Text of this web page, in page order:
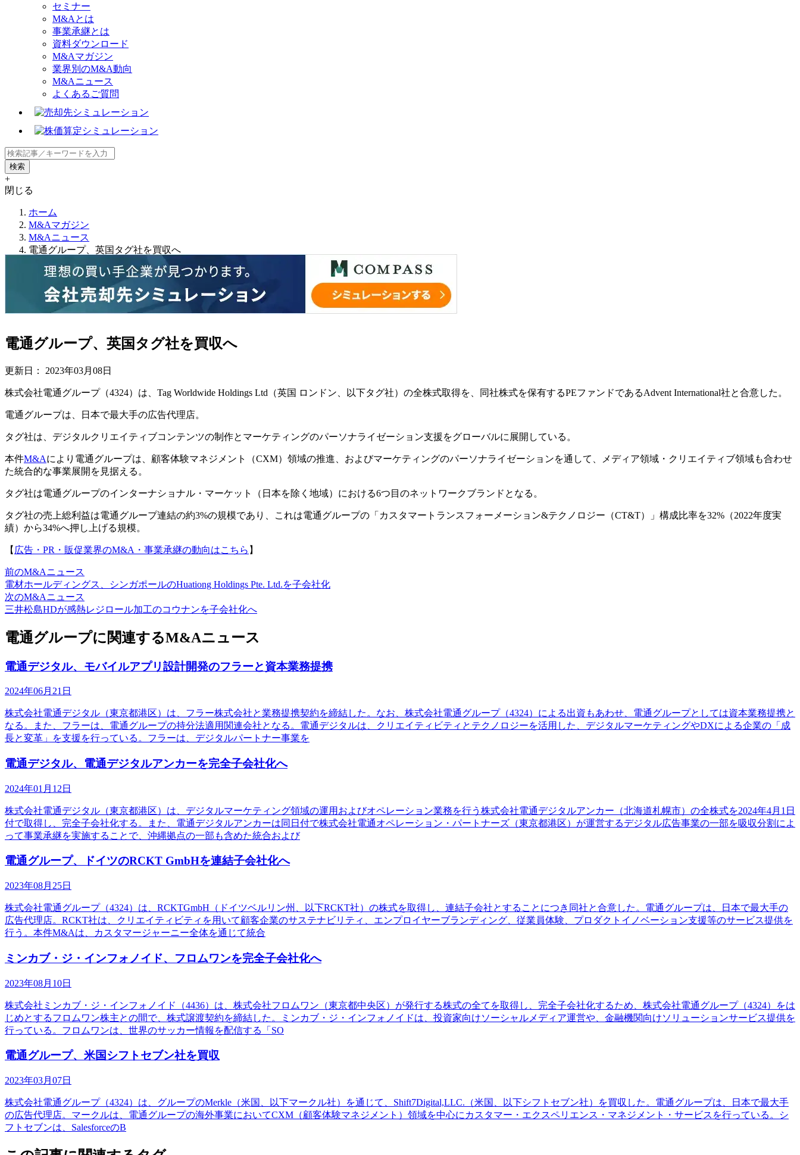
セミナー
M&Aとは
事業承継とは
資料ダウンロード
M&Aマガジン
業界別のM&A動向
M&Aニュース
よくあるご質問
+
閉じる
ホーム
M&Aマガジン
M&Aニュース
電通グループ、英国タグ社を買収へ
電通グループ、英国タグ社を買収へ
更新日： 2023年03月08日
株式会社電通グループ（4324）は、Tag Worldwide Holdings Ltd（英国 ロンドン、以下タグ社）の全株式取得を、同社株式を保有するPEファンドであるAdvent International社と合意した。
電通グループは、日本で最大手の広告代理店。
タグ社は、デジタルクリエイティブコンテンツの制作とマーケティングのパーソナライゼーション支援をグローバルに展開している。
本件M&Aにより電通グループは、顧客体験マネジメント（CXM）領域の推進、およびマーケティングのパーソナライゼーションを通して、メディア領域・クリエイティブ領域も合わせ
た統合的な事業展開を見据える。
タグ社は電通グループのインターナショナル・マーケット（日本を除く地域）における6つ目のネットワークブランドとなる。
タグ社の売上総利益は電通グループ連結の約3%の規模であり、これは電通グループの「カスタマートランスフォーメーション&テクノロジー（CT&T）」構成比率を32%（2022年度実
績）から34%へ押し上げる規模。
【 広告・PR・販促業界のM&A・事業承継の動向はこちら 】
前のM&Aニュース
電材ホールディングス、シンガポールのHuationg Holdings Pte. Ltd.を子会社化
次のM&Aニュース
三井松島HDが感熱レジロール加工のコウナンを子会社化へ
電通グループに関連するM&Aニュース
電通デジタル、モバイルアプリ設計開発のフラーと資本業務提携
2024年06月21日
株式会社電通デジタル（東京都港区）は、フラー株式会社と業務提携契約を締結した。なお、株式会社電通グループ（4324）による出資もあわせ、電通グループとしては資本業務提携と
なる。また、フラーは、電通グループの持分法適用関連会社となる。電通デジタルは、クリエイティビティとテクノロジーを活用した、デジタルマーケティングやDXによる企業の「成
長と変革」を支援を行っている。フラーは、デジタルパートナー事業を
電通デジタル、電通デジタルアンカーを完全子会社化へ
2024年01月12日
株式会社電通デジタル（東京都港区）は、デジタルマーケティング領域の運用およびオペレーション業務を行う株式会社電通デジタルアンカー（北海道札幌市）の全株式を2024年4月1日
付で取得し、完全子会社化する。また、電通デジタルアンカーは同日付で株式会社電通オペレーション・パートナーズ（東京都港区）が運営するデジタル広告事業の一部を吸収分割によ
って事業承継を実施することで、沖縄拠点の一部も含めた統合および
電通グループ、ドイツのRCKT GmbHを連結子会社化へ
2023年08月25日
株式会社電通グループ（4324）は、RCKTGmbH（ドイツベルリン州、以下RCKT社）の株式を取得し、連結子会社とすることにつき同社と合意した。電通グループは、日本で最大手の
広告代理店。RCKT社は、クリエイティビティを用いて顧客企業のサステナビリティ、エンプロイヤーブランディング、従業員体験、プロダクトイノベーション支援等のサービス提供を
行う。本件M&Aは、カスタマージャーニー全体を通じて統合
ミンカブ・ジ・インフォノイド、フロムワンを完全子会社化へ
2023年08月10日
株式会社ミンカブ・ジ・インフォノイド（4436）は、株式会社フロムワン（東京都中央区）が発行する株式の全てを取得し、完全子会社化するため、株式会社電通グループ（4324）をは
じめとするフロムワン株主との間で、株式譲渡契約を締結した。ミンカブ・ジ・インフォノイドは、投資家向けソーシャルメディア運営や、金融機関向けソリューションサービス提供を
行っている。フロムワンは、世界のサッカー情報を配信する「SO
電通グループ、米国シフトセブン社を買収
2023年03月07日
株式会社電通グループ（4324）は、グループのMerkle（米国、以下マークル社）を通じて、Shift7Digital,LLC.（米国、以下シフトセブン社）を買収した。電通グループは、日本で最大手
の広告代理店。マークルは、電通グループの海外事業においてCXM（顧客体験マネジメント）領域を中心にカスタマー・エクスペリエンス・マネジメント・サービスを行っている。シ
フトセブンは、SalesforceのB